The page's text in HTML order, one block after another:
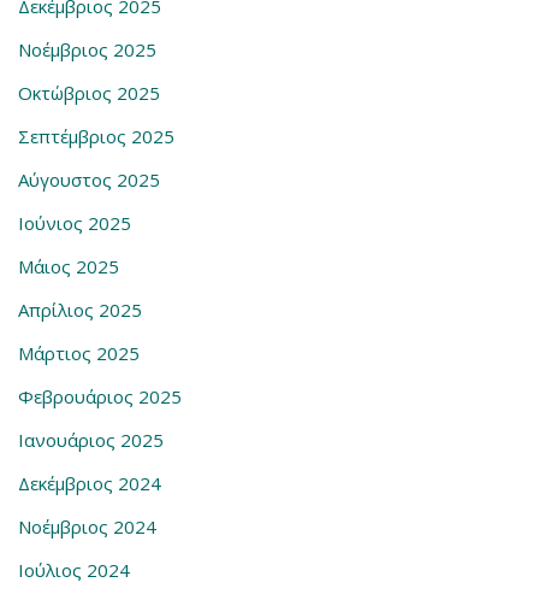
Δεκέμβριος 2025
Νοέμβριος 2025
Οκτώβριος 2025
Σεπτέμβριος 2025
Αύγουστος 2025
Ιούνιος 2025
Μάιος 2025
Απρίλιος 2025
Μάρτιος 2025
Φεβρουάριος 2025
Ιανουάριος 2025
Δεκέμβριος 2024
Νοέμβριος 2024
Ιούλιος 2024